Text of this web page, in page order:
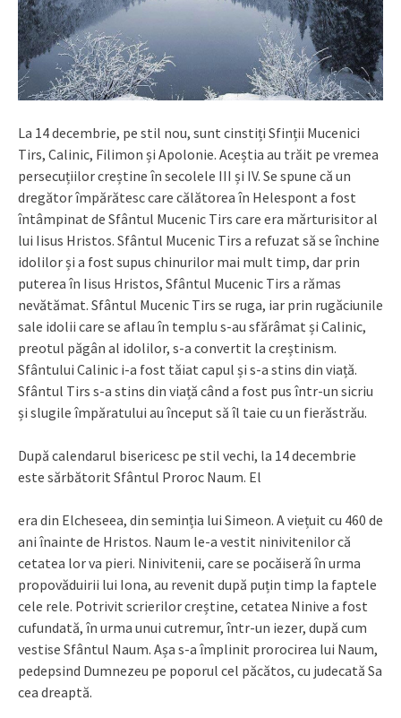
La 14 decembrie, pe stil nou, sunt cinstiți Sfinții Mucenici
Tirs, Calinic, Filimon și Apolonie. Aceștia au trăit pe vremea
persecuțiilor creștine în secolele III și IV. Se spune că un
dregător împărătesc care călătorea în Helespont a fost
întâmpinat de Sfântul Mucenic Tirs care era mărturisitor al
lui Iisus Hristos. Sfântul Mucenic Tirs a refuzat să se închine
idolilor și a fost supus chinurilor mai mult timp, dar prin
puterea în Iisus Hristos, Sfântul Mucenic Tirs a rămas
nevătămat. Sfântul Mucenic Tirs se ruga, iar prin rugăciunile
sale idolii care se aflau în templu s-au sfărâmat și Calinic,
preotul păgân al idolilor, s-a convertit la creștinism.
Sfântului Calinic i-a fost tăiat capul și s-a stins din viață.
Sfântul Tirs s-a stins din viață când a fost pus într-un sicriu
și slugile împăratului au început să îl taie cu un fierăstrău.
După calendarul bisericesc pe stil vechi, la 14 decembrie
este sărbătorit Sfântul Proroc Naum. El
era din Elcheseea, din seminția lui Simeon. A viețuit cu 460 de
ani înainte de Hristos. Naum le-a vestit ninivitenilor că
cetatea lor va pieri. Ninivitenii, care se pocăiseră în urma
propovăduirii lui Iona, au revenit după puțin timp la faptele
cele rele. Potrivit scrierilor creștine, cetatea Ninive a fost
cufundată, în urma unui cutremur, într-un iezer, după cum
vestise Sfântul Naum. Așa s-a împlinit prorocirea lui Naum,
pedepsind Dumnezeu pe poporul cel păcătos, cu judecată Sa
cea dreaptă.